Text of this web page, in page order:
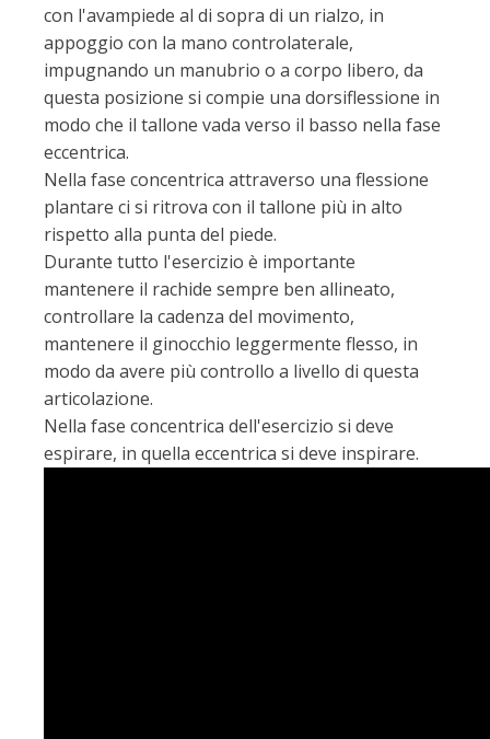
con l'avampiede al di sopra di un rialzo, in
appoggio con la mano controlaterale,
impugnando un manubrio o a corpo libero, da
questa posizione si compie una dorsiflessione in
modo che il tallone vada verso il basso nella fase
eccentrica.
Nella fase concentrica attraverso una flessione
plantare ci si ritrova con il tallone più in alto
rispetto alla punta del piede.
Durante tutto l'esercizio è importante
mantenere il rachide sempre ben allineato,
controllare la cadenza del movimento,
mantenere il ginocchio leggermente flesso, in
modo da avere più controllo a livello di questa
articolazione.
Nella fase concentrica dell'esercizio si deve
espirare, in quella eccentrica si deve inspirare.